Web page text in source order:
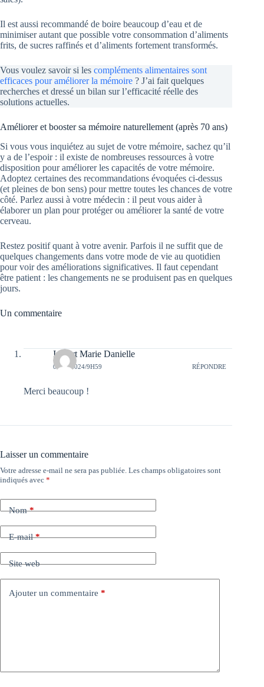
Il est aussi recommandé de boire beaucoup d’eau et de
minimiser autant que possible votre consommation d’aliments
frits, de sucres raffinés et d’aliments fortement transformés.
Vous voulez savoir si les compléments alimentaires sont
efficaces pour améliorer la mémoire ? J’ai fait quelques
recherches et dressé un bilan sur l’efficacité réelle des
solutions actuelles.
Améliorer et booster sa mémoire naturellement (après 70 ans)
Si vous vous inquiétez au sujet de votre mémoire, sachez qu’il
y a de l’espoir : il existe de nombreuses ressources à votre
disposition pour améliorer les capacités de votre mémoire.
Adoptez certaines des recommandations évoquées ci-dessus
(et pleines de bon sens) pour mettre toutes les chances de votre
côté. Parlez aussi à votre médecin : il peut vous aider à
élaborer un plan pour protéger ou améliorer la santé de votre
cerveau.
Restez positif quant à votre avenir. Parfois il ne suffit que de
quelques changements dans votre mode de vie au quotidien
pour voir des améliorations significatives. Il faut cependant
être patient : les changements ne se produisent pas en quelques
jours.
Un commentaire
Imbert Marie Danielle
05/02/2024/9H59 RÉPONDRE
Merci beaucoup !
Laisser un commentaire
Votre adresse e-mail ne sera pas publiée. Les champs obligatoires sont
indiqués avec *
Nom*
E-mail*
Site web
Ajouter un commentaire *